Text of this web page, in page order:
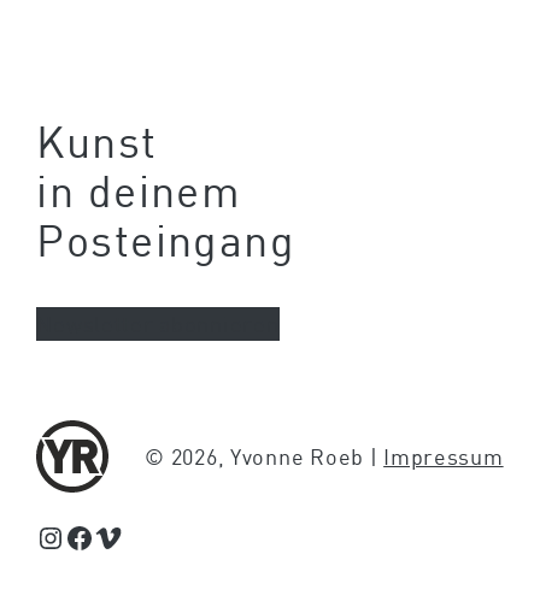
Kunst
in deinem
Posteingang
© 2026, Yvonne Roeb | Impressum
Schaue Feed, Reels und Storys auf Instagram von Yvonne Roeb
Facebook
Schaue Videos auf Vimeo über Yvonne Roeb